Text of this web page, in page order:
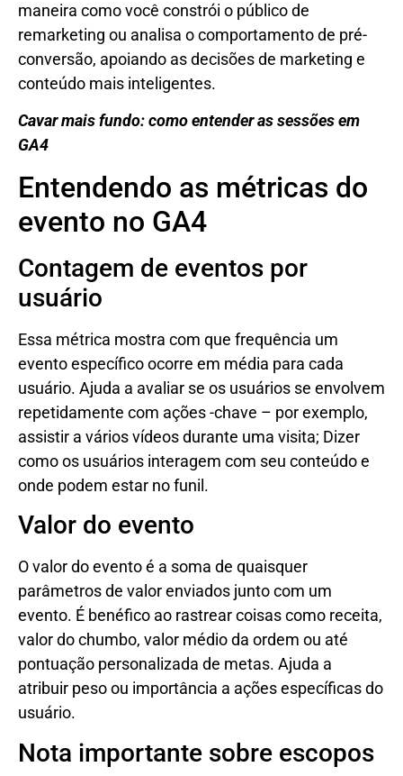
maneira como você constrói o público de
remarketing ou analisa o comportamento de pré-
conversão, apoiando as decisões de marketing e
conteúdo mais inteligentes.
Cavar mais fundo: como entender as sessões em
GA4
Entendendo as métricas do
evento no GA4
Contagem de eventos por
usuário
Essa métrica mostra com que frequência um
evento específico ocorre em média para cada
usuário. Ajuda a avaliar se os usuários se envolvem
repetidamente com ações -chave – por exemplo,
assistir a vários vídeos durante uma visita; Dizer
como os usuários interagem com seu conteúdo e
onde podem estar no funil.
Valor do evento
O valor do evento é a soma de quaisquer
parâmetros de valor enviados junto com um
evento. É benéfico ao rastrear coisas como receita,
valor do chumbo, valor médio da ordem ou até
pontuação personalizada de metas. Ajuda a
atribuir peso ou importância a ações específicas do
usuário.
Nota importante sobre escopos